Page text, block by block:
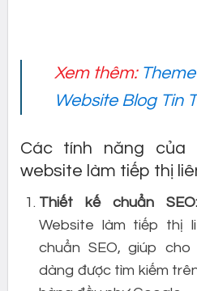
Xem thêm:
Website Blog Tin
Các tính năng của
website làm tiếp thị
Thiết kế chuẩn SEO:
Website làm tiếp thị
chuẩn SEO, giúp
dàng được tìm kiếm